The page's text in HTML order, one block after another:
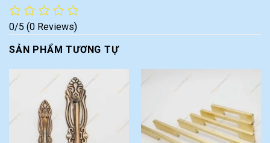
0/5 (0 Reviews)
SẢN PHẨM TƯƠNG TỰ